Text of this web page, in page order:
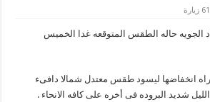
الجويه حاله الطقس المتوقعه غدا الخميس
انخفاضها ليسود طقس معتدل شمالا دافىء
شديد البروده فى أخره على كافه الانحاء .